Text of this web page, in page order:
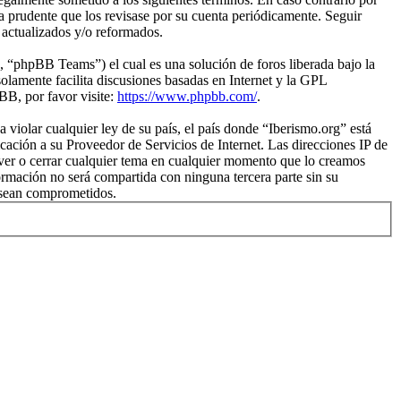
que los revisase por su cuenta periódicamente. Seguir
y/o reformados.
Teams”) el cual es una solución de foros liberada bajo la
facilita discusiones basadas en Internet y la GPL
por favor visite: https://www.phpbb.com/.
cualquier ley de su país, el país donde “Iberismo.org” está
a su Proveedor de Servicios de Internet. Las direcciones IP de
o cerrar cualquier tema en cualquier momento que lo creamos
no será compartida con ninguna tercera parte sin su
comprometidos.